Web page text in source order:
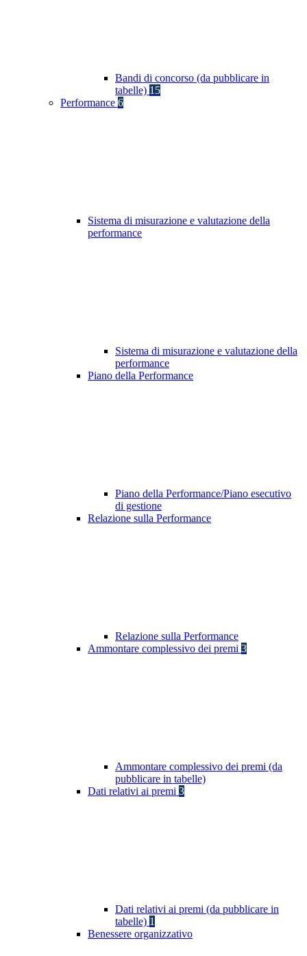
Bandi di concorso (da pubblicare in
tabelle) 15
Performance 6
Sistema di misurazione e valutazione della
performance
Sistema di misurazione e valutazione della
performance
Piano della Performance
Piano della Performance/Piano esecutivo
di gestione
Relazione sulla Performance
Relazione sulla Performance
Ammontare complessivo dei premi 3
Ammontare complessivo dei premi (da
pubblicare in tabelle)
Dati relativi ai premi 3
Dati relativi ai premi (da pubblicare in
tabelle) 1
Benessere organizzativo